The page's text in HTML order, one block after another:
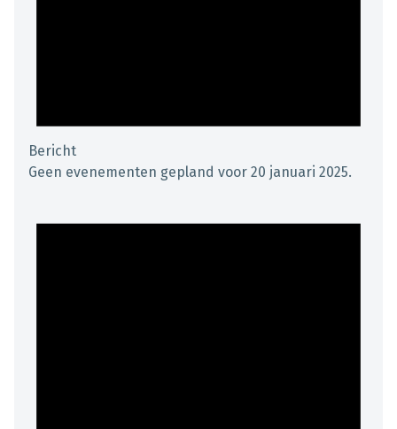
Bericht
Geen evenementen gepland voor 20 januari 2025.